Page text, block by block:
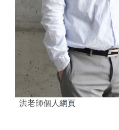
洪老師個人 網頁